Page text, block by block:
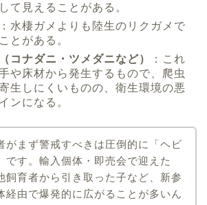
て見えることがある。
：水棲ガメよりも陸生のリクガメで
とがある。
コナダニ・ツメダニなど）
：これ
や床材から発生するもので、爬虫
生しにくいものの、衛生環境の悪
ンになる。
がまず警戒すべきは圧倒的に「ヘビ
です。輸入個体・即売会で迎えた
飼育者から引き取った子など、新参
経由で爆発的に広がることが多いん